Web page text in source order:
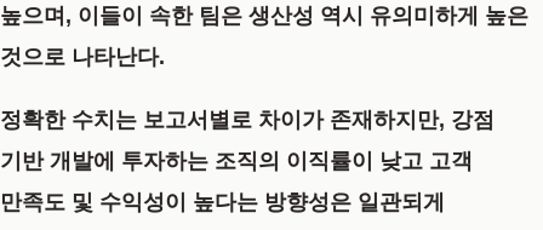
높으며, 이들이 속한 팀은 생산성 역시 유의미하게 높은
것으로 나타난다.
정확한 수치는 보고서별로 차이가 존재하지만, 강점
기반 개발에 투자하는 조직의 이직률이 낮고 고객
만족도 및 수익성이 높다는 방향성은 일관되게